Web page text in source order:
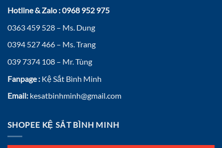
Hotline & Zalo : 0968 952 975
0363 459 528 – Ms. Dung
0394 527 466 – Ms. Trang
039 7374 108 – Mr. Tùng
Fanpage : Kệ Sắt Bình Minh
Email: kesatbinhminh@gmail.com
SHOPEE KỆ SẮT BÌNH MINH